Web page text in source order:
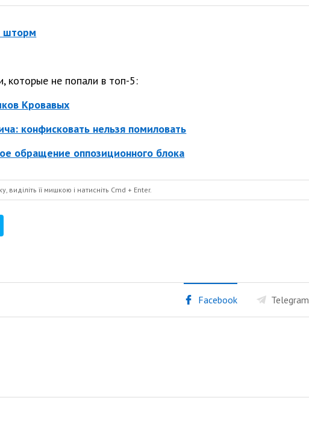
шторм
которые не попали в топ-5:
Кровавых
конфисковать нельзя помиловать
обращение оппозиционного блока
її мишкою і натисніть Cmd + Enter.
Facebook Telegram